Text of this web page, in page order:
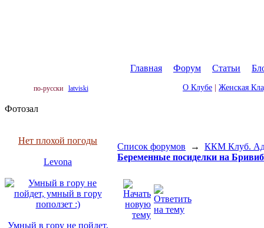
Главная Форум Статьи
по-русски latviski О Клубе Женская
Фотозал
Нет плохой погоды
Levona
Умный в гору не пойдет,
Список форумов → ККМ Клуб.
Беременные посиделки на